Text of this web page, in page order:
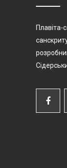
Плавіта-